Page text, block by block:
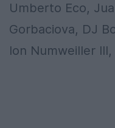
Umberto Eco,
Gorbaciova, DJ
Ion Numweiller